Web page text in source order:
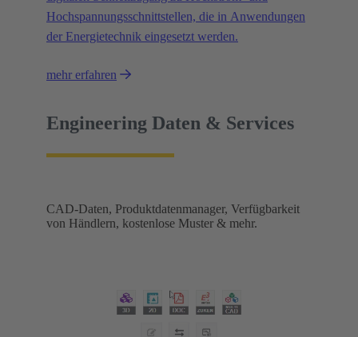
Hochspannungsschnittstellen, die in Anwendungen
der Energietechnik eingesetzt werden.
mehr erfahren
Engineering Daten & Services
CAD-Daten, Produktdatenmanager, Verfügbarkeit
von Händlern, kostenlose Muster & mehr.